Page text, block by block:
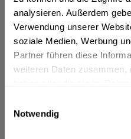
analysieren. Außerdem
Verwendung unserer
soziale Medien, Werbung
Partner führen diese
weiteren Daten zusammen,
Notwendig
Artikel-Nr.: 34784
Beschreibung
Zutaten und Allergene